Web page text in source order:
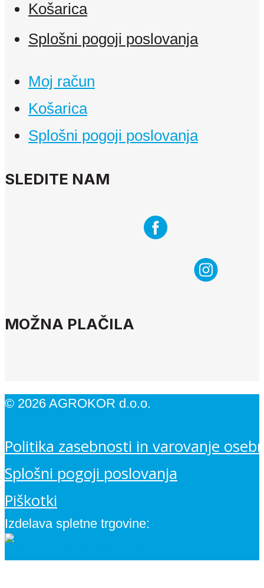
Košarica
Splošni pogoji poslovanja
Moj račun
Košarica
Splošni pogoji poslovanja
SLEDITE NAM
MOŽNA PLAČILA
© 2026 AGROKOR d.o.o.
Politika zasebnosti in varovanje
Splošni pogoji poslovanja
Piškotki
Izdelava spletne trgovine: